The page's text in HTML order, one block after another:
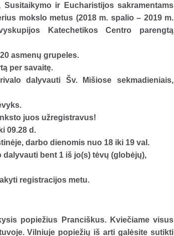
ir Eucharistijos sakramentams
mokslo metus (2018 m. spalio – 2019 m.
Katechetikos Centro parengtą
asmenų grupeles.
per savaitę.
dalyvauti Šv. Mišiose sekmadieniais,
juos užregistravus!
09.28 d.
darbo dienomis nuo 18 iki 19 val.
bent 1 iš jo(s) tėvų (globėjų),
registracijos metu.
popiežius Pranciškus. Kviečiame visus
Vilniuje popiežių iš arti galėsite sutikti